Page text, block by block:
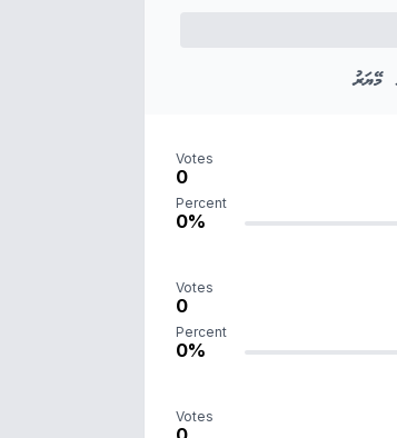
މޭޔަރު
Votes
0
Percent
0%
Votes
0
Percent
0%
Votes